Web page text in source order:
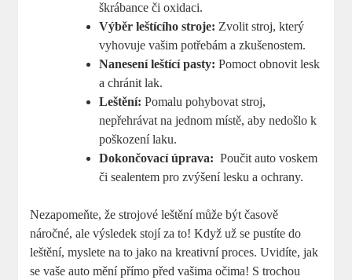
škrábance či oxidaci.
Výběr leštícího stroje: ​Zvolit stroj, který
vyhovuje vašim potřebám⁤ a zkušenostem.
Nanesení leštící pasty: Pomoct obnovit lesk⁤
a chránit​ lak.
Leštění: Pomalu pohybovat stroj,
nepřehrávat na jednom místě, aby nedošlo k
poškození laku.
Dokončovací ⁤úprava: ⁢ Poučit auto voskem
či sealentem ​pro zvýšení lesku a ochrany.
Nezapomeňte, že⁢ strojové leštění může být​ časově
náročné, ale výsledek stojí za to! Když⁣ už se pustíte ‌do
leštění, myslete na ​to jako na kreativní​ proces. Uvidíte, jak‌
se vaše auto mění přímo před vašima očima! S trochou